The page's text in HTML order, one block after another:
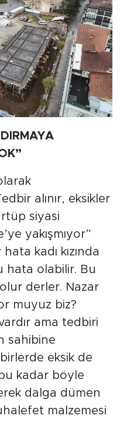
alınır, eksikler
siyasi
yakışmıyor”
kadı kızında
hata olabilir. Bu
olur derler. Nazar
muyuz biz?
ama tedbiri
sahibine
eksik de
kadar böyle
dalga dümen
malzemesi